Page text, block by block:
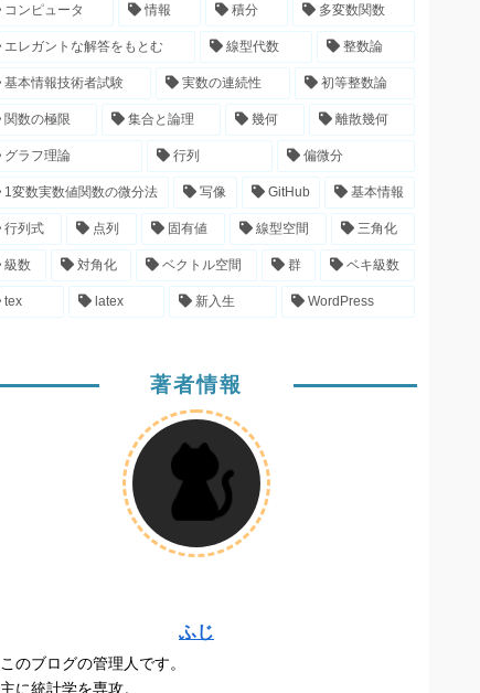
コンピュータ 情報 積分 多変数関数
エレガントな解答をもとむ 線型代数 整数論
基本情報技術者試験 実数の連続性 初等整数論
関数の極限 集合と論理 幾何 離散幾何
グラフ理論 行列 偏微分
1変数実数値関数の微分法 写像 GitHub 基本情報
行列式 点列 固有値 線型空間 三角化
級数 対角化 ベクトル空間 群 ベキ級数
tex latex 新入生 WordPress
著者情報
ふじ
このブログの管理人です。
主に統計学を専攻。